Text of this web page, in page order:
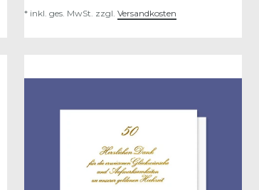
* inkl. ges. MwSt. zzgl. Versandkosten